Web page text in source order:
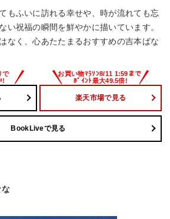
もふいに訪れる幸せや、時が流れても忘
い祝福の瞬間を鮮やかに描いています。
なく、心あたたまるおすすめの吉本ばな
楽天市場で見る
BookLiveで見る